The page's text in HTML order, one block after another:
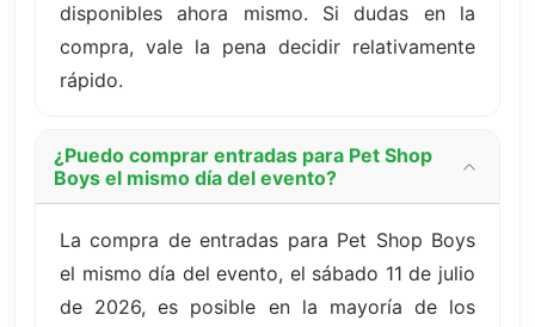
disponibles ahora mismo. Si dudas en la
compra, vale la pena decidir relativamente
rápido.
¿Puedo comprar entradas para Pet Shop
Boys el mismo día del evento?
La compra de entradas para Pet Shop Boys
el mismo día del evento, el sábado 11 de julio
de 2026, es posible en la mayoría de los